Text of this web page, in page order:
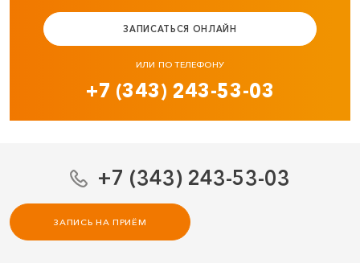
ЗАПИСАТЬСЯ ОНЛАЙН
ИЛИ ПО ТЕЛЕФОНУ
+7 (343) 243-53-03
+7 (343) 243-53-03
ЗАПИСЬ НА ПРИЁМ